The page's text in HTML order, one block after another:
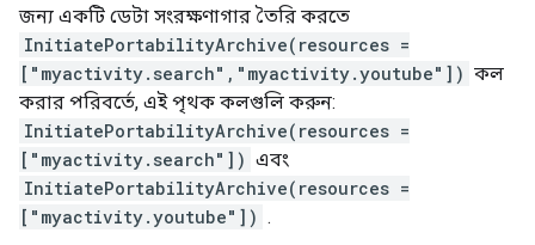
জন্য একটি ডেটা সংরক্ষণাগার তৈরি করতে
InitiatePortabilityArchive(resources =
["myactivity.search","myactivity.youtube"]) কল
করার পরিবর্তে, এই পৃথক কলগুলি করুন:
InitiatePortabilityArchive(resources =
["myactivity.search"]) এবং
InitiatePortabilityArchive(resources =
["myactivity.youtube"]) .